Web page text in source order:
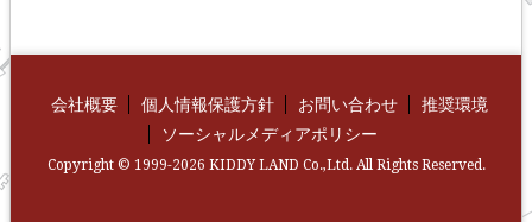
会社概要 個人情報保護方針 お問い合わせ
推奨環境
ソーシャルメディアポリシー
Copyright © 1999-2026 KIDDY LAND Co.,Ltd. All Rights Reserved.